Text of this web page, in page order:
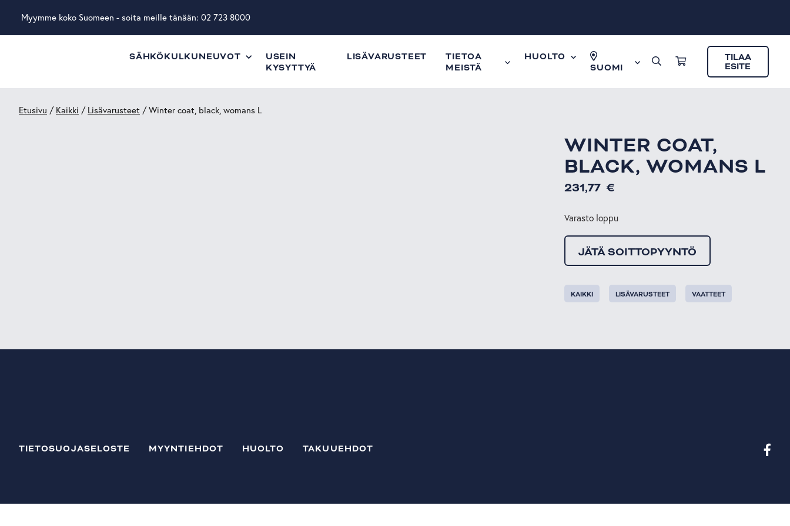
Myymme koko Suomeen - soita meille tänään: 02 723 8000
SÄHKÖKULKUNEUVOT
USEIN
KYSYTTYÄ
LISÄVARUSTEET
TIETOA
MEISTÄ
HUOLTO
SUOMI
TILAA
ESITE
Etusivu / Kaikki / Lisävarusteet / Winter coat, black, womans L
WINTER COAT,
BLACK, WOMANS L
231,77 €
Varasto loppu
JÄTÄ SOITTOPYYNTÖ
KAIKKI LISÄVARUSTEET VAATTEET
TIETOSUOJASELOSTE MYYNTIEHDOT HUOLTO TAKUUEHDOT